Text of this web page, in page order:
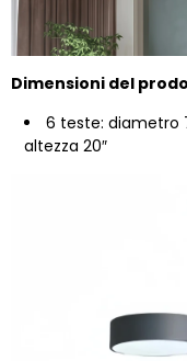
Dimensioni del
6 teste: diametro
altezza 20″